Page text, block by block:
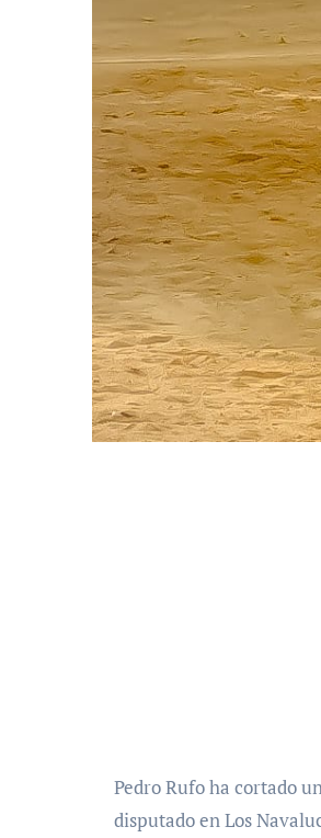
Pedro Rufo ha cortado un rabo en la primera clasificatoria del certamen Domingo Ortega que se ha
disputado en Los